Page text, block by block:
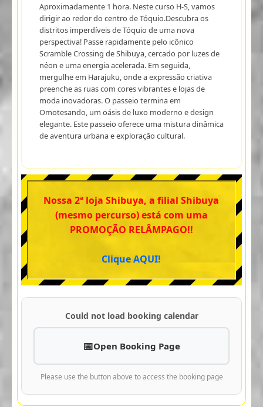
Aproximadamente 1 hora. Neste curso H-S, vamos
dirigir ao redor do centro de Tóquio.Descubra os
distritos imperdíveis de Tóquio de uma nova
perspectiva! Passe rapidamente pelo icônico
Scramble Crossing de Shibuya, cercado por luzes de
néon e uma energia acelerada. Em seguida,
mergulhe em Harajuku, onde a expressão criativa
preenche as ruas com cores vibrantes e lojas de
moda inovadoras. O passeio termina em
Omotesando, um oásis de luxo moderno e design
elegante. Este passeio oferece uma mistura dinâmica
de aventura urbana e exploração cultural.
Nossa 2ª loja Shibuya, a filial Shibuya
(mesmo percurso) está com uma
PROMOÇÃO RELÂMPAGO!!
Clique AQUI!
Could not load booking calendar
Open Booking Page
Please use the button above to access the booking page